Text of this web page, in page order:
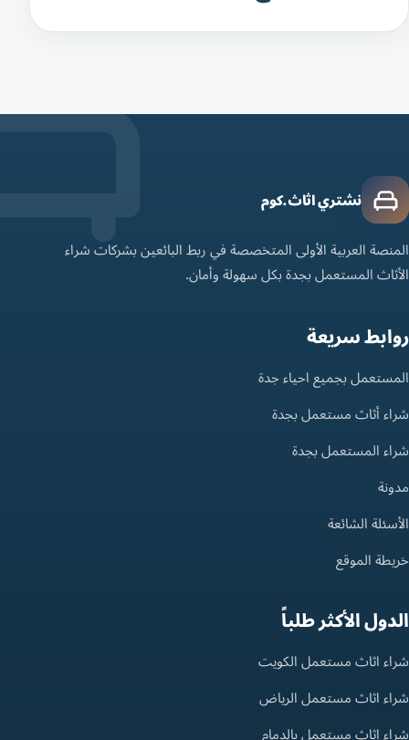
نشتري اثاث.كوم
المنصة العربية الأولى المتخصصة في ربط البائعين بشركات شراء
الأثاث المستعمل بجدة بكل سهولة وأمان.
روابط سريعة
المستعمل بجميع احياء جدة
شراء أثاث مستعمل بجدة
شراء المستعمل بجدة
مدونة
الأسئلة الشائعة
خريطة الموقع
الدول الأكثر طلباً
شراء اثاث مستعمل الكويت
شراء اثاث مستعمل الرياض
شراء اثاث مستعمل بالدمام